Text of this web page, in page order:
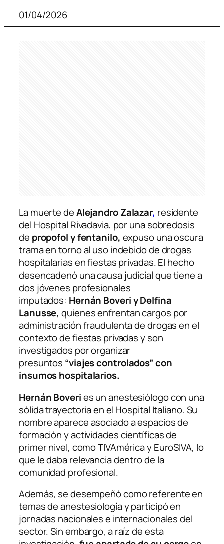
01/04/2026
La muerte deAlejandro Zalazar, residente
del Hospital Rivadavia, por una sobredosis
de propofol y fentanilo, expuso una oscura
trama en torno al uso indebido de drogas
hospitalarias en fiestas privadas. El hecho
desencadenó una causa judicial que tiene a
dos jóvenes profesionales
imputados: Hernán Boveri y Delfina
Lanusse,quienes enfrentan cargos por
administración fraudulenta de drogas en el
contexto de fiestas privadas y son
investigados por organizar
presuntos “viajes controlados” con
insumos hospitalarios.
Hernán Boveries un anestesiólogo con una
sólida trayectoria en el Hospital Italiano. Su
nombre aparece asociado a espacios de
formación y actividades científicas de
primer nivel, como TIVAmérica y EuroSIVA, lo
que le daba relevancia dentro de la
comunidad profesional.
Además, se desempeñó como referente en
temas de anestesiología y participó en
jornadas nacionales e internacionales del
sector. Sin embargo, a raíz de esta